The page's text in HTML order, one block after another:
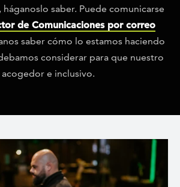
saber. Puede comunicarse
de Comunicaciones por correo
saber cómo lo estamos haciendo
considerar para que nuestro
e inclusivo.